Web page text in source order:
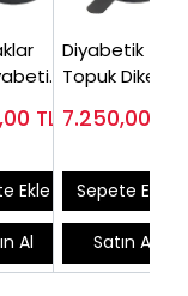
TL
Ekle
Al
Diyabetik
Topuk Dikeni
Kadın EPT-
7.250,00
Sepete Ekle
Satın Al